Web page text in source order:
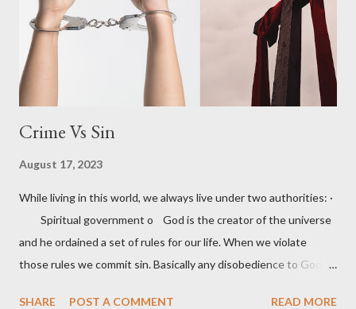
but not on doing God’s will in a particular case. Already revealed
part of God’s will In order to make us do ...
Crime Vs Sin
August 17, 2023
While living in this world, we always live under two authorities: ·
Spiritual government o God is the creator of the universe
and he ordained a set of rules for our life. When we violate
those rules we commit sin. Basically any disobedience to God
SHARE POST A COMMENT READ MORE